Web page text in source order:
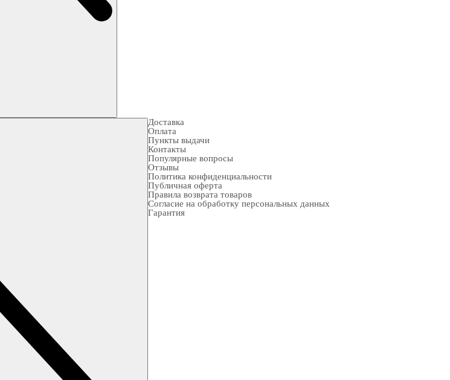
Доставка
Оплата
Пункты выдачи
Контакты
Популярные вопросы
Отзывы
Политика конфиденциальности
Публичная оферта
Правила возврата товаров
Согласие на обработку персональных данных
Гарантия